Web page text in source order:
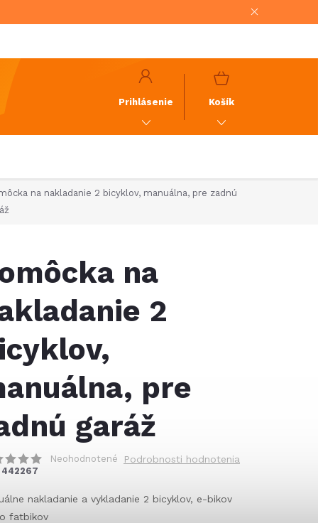
Prihlásenie
NÁKUPNÝ
Košík
na nakladanie 2 bicyklov, manuálna, pre zadnú
na
2
pre
garáž
Neohodnotené Podrobnosti hodnotenia
442267
nakladanie a vykladanie 2 bicyklov, e-bikov
fatbikov